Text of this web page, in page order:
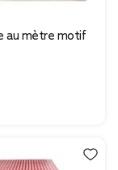
au mètre motif